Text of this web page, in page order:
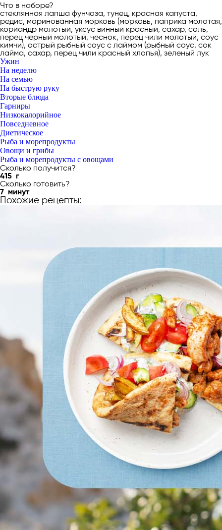
Что в наборе?
стеклянная лапша фунчоза, тунец, красная капуста,
редис, маринованная морковь (морковь, паприка молотая,
кориандр молотый, уксус винный красный, сахар, соль,
перец черный молотый, чеснок, перец чили молотый, соус
кимчи), острый рыбный соус с лаймом (рыбный соус, сок
лайма, сахар, перец чили красный хлопья), зеленый лук
Ужин
На неделю
На семью
На быструю руку
Вторые блюда
Гарниры
Низкокалорийное
Повседневное
Диетическое
Рыба и морепродукты
Овощи и грибы
Рыба и морепродукты с овощами
Сколько получится?
415 г
Сколько готовить?
7 минут
Похожие рецепты: